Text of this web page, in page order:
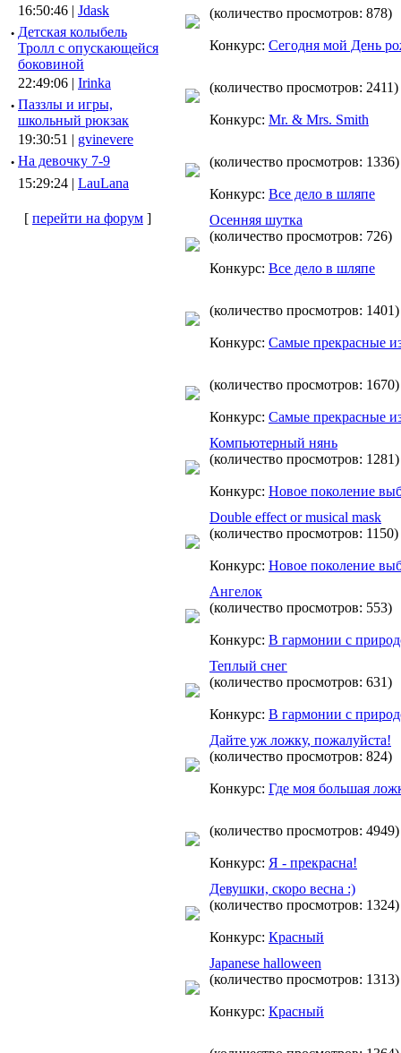
16:50:46 | Jdask
· Детская колыбель
Тролл с опускающейся
боковиной
22:49:06 | Irinka
· Паззлы и игры,
школьный рюкзак
19:30:51 | gvinevere
· Hа девочку 7-9
15:29:24 | LauLana
[ перейти на форум ]
(количество просмотров: 878)
Конкурс: Сегодня мой День
(количество просмотров: 2411)
Конкурс: Mr. & Mrs. Smith
(количество просмотров: 1336)
Конкурс: Все дело в шляпе
Осенняя шутка
(количество просмотров: 726)
Конкурс: Все дело в шляпе
(количество просмотров: 1401)
Конкурс: Самые прекрасные
(количество просмотров: 1670)
Конкурс: Самые прекрасные
Компьютерный нянь
(количество просмотров: 1281)
Конкурс: Новое поколение
Double effect or musical mask
(количество просмотров: 1150)
Конкурс: Новое поколение
Ангелок
(количество просмотров: 553)
Конкурс: В гармонии с
Теплый снег
(количество просмотров: 631)
Конкурс: В гармонии с
Дайте уж ложку, пожалуйста!
(количество просмотров: 824)
Конкурс: Где моя большая
(количество просмотров: 4949)
Конкурс: Я - прекрасна!
Девушки, скоро весна :)
(количество просмотров: 1324)
Конкурс: Красный
Japanese halloween
(количество просмотров: 1313)
Конкурс: Красный